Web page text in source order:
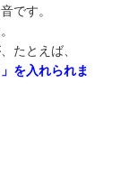
です。
たとえば、
を入れられま